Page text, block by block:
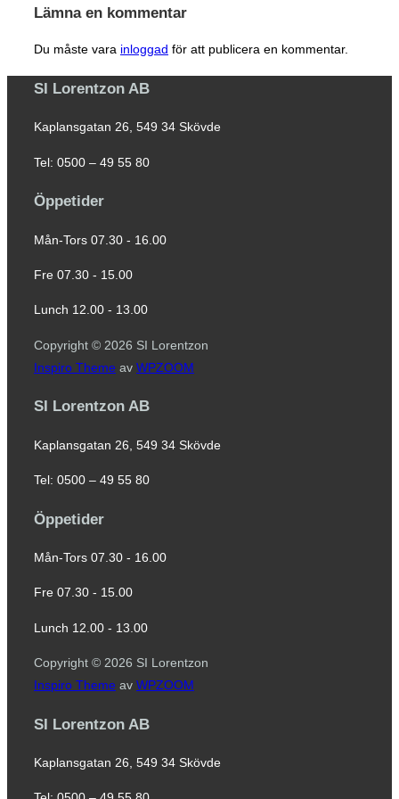
Lämna en kommentar
Du måste vara inloggad för att publicera en kommentar.
SI Lorentzon AB
Kaplansgatan 26, 549 34 Skövde
Tel: 0500 – 49 55 80
Öppetider
Mån-Tors 07.30 - 16.00
Fre 07.30 - 15.00
Lunch 12.00 - 13.00
Copyright © 2026 SI Lorentzon
Inspiro Theme av WPZOOM
SI Lorentzon AB
Kaplansgatan 26, 549 34 Skövde
Tel: 0500 – 49 55 80
Öppetider
Mån-Tors 07.30 - 16.00
Fre 07.30 - 15.00
Lunch 12.00 - 13.00
Copyright © 2026 SI Lorentzon
Inspiro Theme av WPZOOM
SI Lorentzon AB
Kaplansgatan 26, 549 34 Skövde